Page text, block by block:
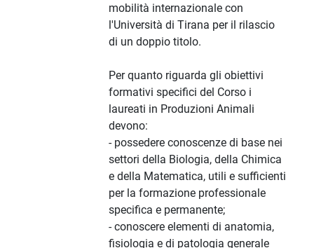
mobilità internazionale con
l'Università di Tirana per il rilascio
di un doppio titolo.
Per quanto riguarda gli obiettivi
formativi specifici del Corso i
laureati in Produzioni Animali
devono:
- possedere conoscenze di base nei
settori della Biologia, della Chimica
e della Matematica, utili e sufficienti
per la formazione professionale
specifica e permanente;
- conoscere elementi di anatomia,
fisiologia e di patologia generale